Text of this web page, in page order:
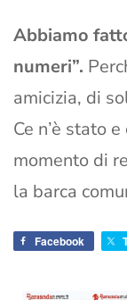
Abbiamo
numeri”.
amicizia, di
Ce n’è stato
momento di
la barca
Facebook